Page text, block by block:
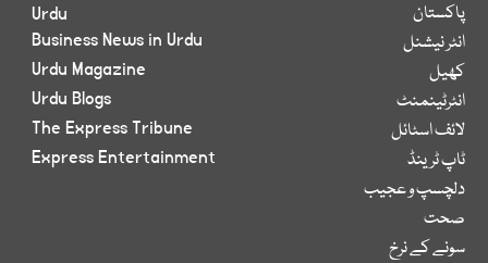
پاکستان
انٹر نیشنل
کھیل
انٹرٹینمنٹ
لائف اسٹائل
ٹاپ ٹرینڈ
دلچسپ و عجیب
صحت
سونے کے نرخ
Urdu
Business News in Urdu
Urdu Magazine
Urdu Blogs
The Express Tribune
Express Entertainment